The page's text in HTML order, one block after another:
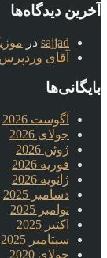
آخرین دیدگاه‌ها
sajjad در
آقای وردپرس
بایگانی‌ها
آگوست 2026
جولای 2026
ژوئن 2026
فوریه 2026
ژانویه 2026
دسامبر 2025
نوامبر 2025
اکتبر 2025
سپتامبر 2025
جولای 2020